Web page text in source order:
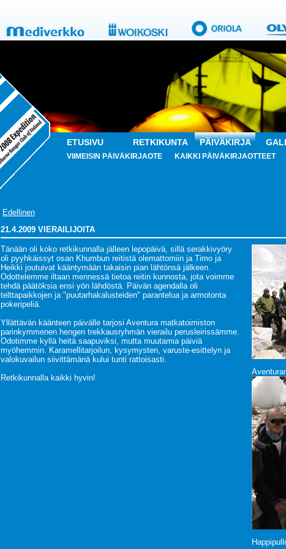
ETUSIVU RETKIKUNTA PÄIVÄKIRJA
VIIMEISIN PÄIVÄKIRJAOTE KAIKKI PÄIVÄKIRJAOTTEET
Edellinen
21.4.2009 VIERAILIJOITA
Tänään oli koko retkikunnalla jälleen lepopäivä, sillä serakkivyöry
oli pyyhkäissyt osan Khumbun reitistä olemattomiin ja Timo ja
Heikki joutuivat kääntymään takaisin pian lähtönsä jälkeen.
Odottelemme iltaan mennessä tietoa reitin kunnosta, jota voimme
tehdä päätöksia ensi yön lähdöstä. Päivän agendalla oli
telttapaikkojen ja "puutarhakalusteiden" parantelua ja armotonta
pokeripeliä.
Yllättävän käänteen päivälle tarjosi Aventura matkatoimiston
parinkymmenen hengen trekkausryhmän vierailu perusleirissämme.
Odotimme kyllä heitä saapuviksi, mutta muutamia päiviä
myöhemmin. Karamellitarjoilun, kysymysten, varuste-esittelyn ja
valokuvailun siivittämänä kului tunti rattoisasti.
Retkikunnalla kaikki hyvin!